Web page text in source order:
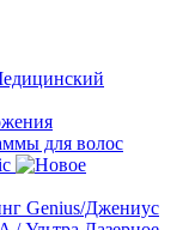
для волос
Genius/Джениус